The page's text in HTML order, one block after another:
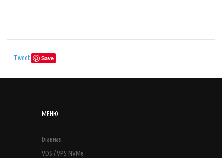
Tweet Save
МЕНЮ
Главная
VDS / VPS NVMe